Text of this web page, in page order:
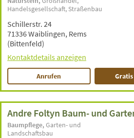
Handelsgesellschaft Straßenbau
Schillerstr. 24
71336 Waiblingen, Rems
(Bittenfeld)
Kontaktdetails anzeigen
Anrufen
Andre Foltyn Baum- und
Baumpflege Garten- und
Landschaftsbau